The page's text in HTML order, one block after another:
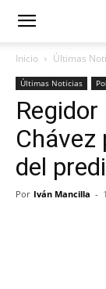
Inicio Últimas
Últimas Noticias
Chávez
del
Por Iván Mancilla -